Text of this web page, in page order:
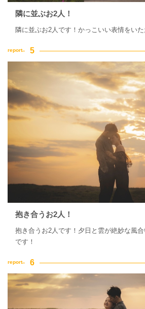
隣に並ぶお2人！
隣に並ぶお2人です！かっこいい表情をいた
抱き合うお2人！
抱き合うお2人です！夕日と雲が絶妙な風
です！